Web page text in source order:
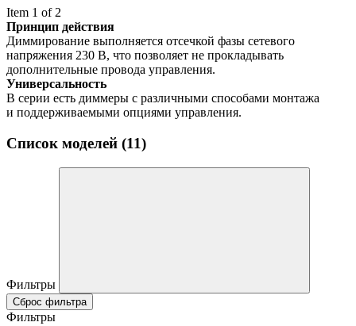
Item 1 of 2
Принцип действия
Диммирование выполняется отсечкой фазы сетевого
напряжения 230 В, что позволяет не прокладывать
дополнительные провода управления.
Универсальность
В серии есть диммеры с различными способами монтажа
и поддерживаемыми опциями управления.
Список моделей (11)
Фильтры
Сброс фильтра
Фильтры